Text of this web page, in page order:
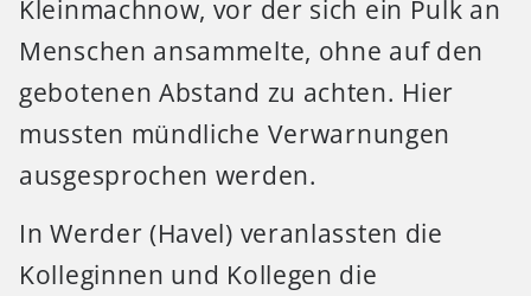
Kleinmachnow, vor der sich ein Pulk an
Menschen ansammelte, ohne auf den
gebotenen Abstand zu achten. Hier
mussten mündliche Verwarnungen
ausgesprochen werden.
In Werder (Havel) veranlassten die
Kolleginnen und Kollegen die